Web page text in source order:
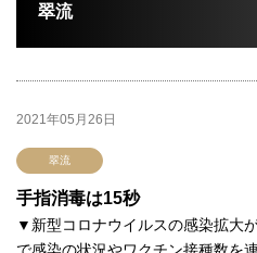
翠流
2021年05月26日
翠流
手指消毒は15秒
▼新型コロナウイルスの感染拡大